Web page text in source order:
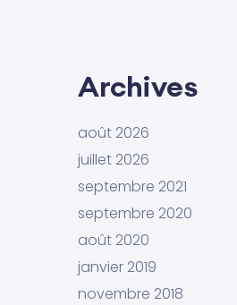
Archives
août 2026
juillet 2026
septembre 2021
septembre 2020
août 2020
janvier 2019
novembre 2018